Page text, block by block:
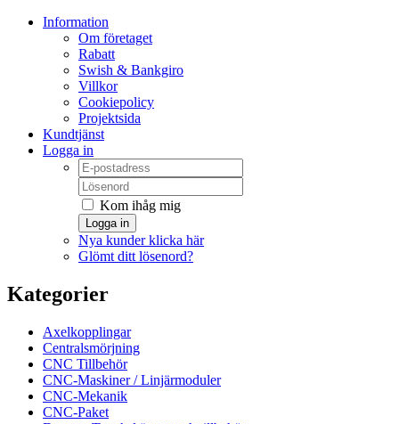
Information
Om företaget
Rabatt
Swish & Bankgiro
Villkor
Cookiepolicy
Projektsida
Kundtjänst
Logga in
Kom ihåg mig
Logga in
Nya kunder klicka här
Glömt ditt lösenord?
Kategorier
Axelkopplingar
Centralsmörjning
CNC Tillbehör
CNC-Maskiner / Linjärmoduler
CNC-Mekanik
CNC-Paket